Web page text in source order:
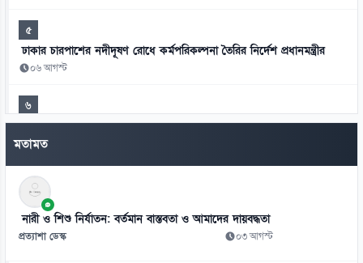
৫
ঢাকার চারপাশের নদীদূষণ রোধে কর্মপরিকল্পনা তৈরির নির্দেশ প্রধানমন্ত্রীর
০৬ আগস্ট
৬
বাংলাদেশে হামের সাম্প্রতিক ভয়াবহ বিস্তার এখন শুধু একটি সংক্রামক রোগের
সংকট
৭
জুলাই মাসে সড়ক দুর্ঘটনায় ৪১৬ মৃত্যু
০৬ আগস্ট
মতামত
নারী ও শিশু নির্যাতন: বর্তমান বাস্তবতা ও আমাদের দায়বদ্ধতা
প্রত্যাশা ডেস্ক ০৩ আগস্ট